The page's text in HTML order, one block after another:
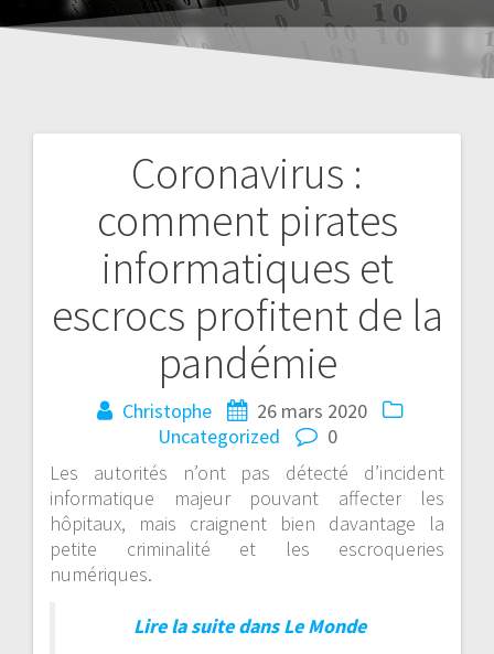
Coronavirus :
comment pirates
informatiques et
escrocs profitent de la
pandémie
Christophe
26 mars 2020
Uncategorized
0
Les autorités n’ont pas détecté d’incident
informatique majeur pouvant affecter les
hôpitaux, mais craignent bien davantage la
petite criminalité et les escroqueries
numériques.
Lire la suite dans Le Monde
Navigation
l’article